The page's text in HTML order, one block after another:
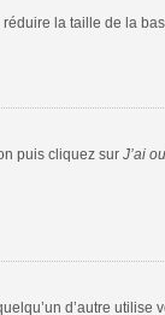
la taille de la
puis cliquez sur J’ai
d’autre utilise